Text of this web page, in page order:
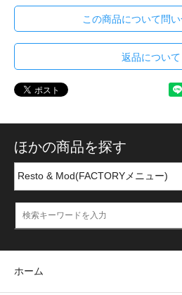
この商品について問
返品について
ほかの商品を探す
ホーム